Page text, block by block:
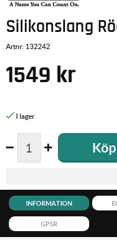
Silikonslang
Artnr: 132242
1549 kr
Köp
INFORMATION
GPSR